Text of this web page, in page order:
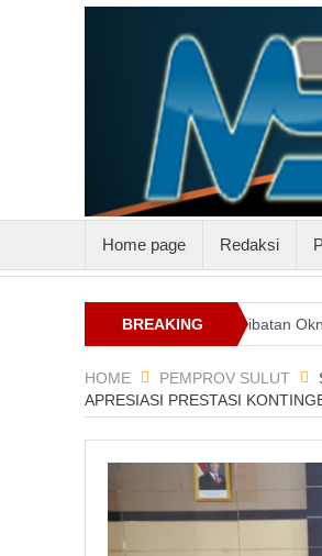
Home page Redaksi
BREAKING
NEWS
Keterlibatan Oknum Kadis
HOME PEMPROV SULUT
APRESIASI PRESTASI